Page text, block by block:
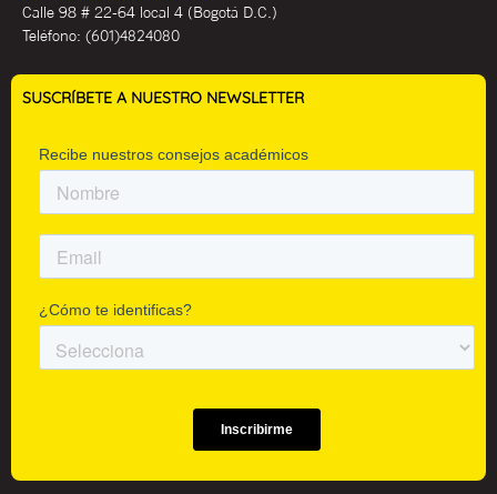
Calle 98 # 22-64 local 4 (Bogotá D.C.)
Teléfono: (601)4824080
SUSCRÍBETE A NUESTRO NEWSLETTER